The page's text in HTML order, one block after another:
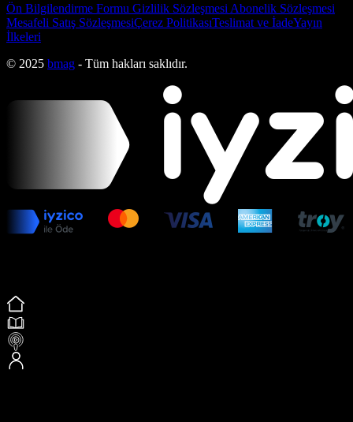
Ön Bilgilendirme Formu Gizlilik Sözleşmesi Abonelik Sözleşmesi
Mesafeli Satış SözleşmesiÇerez PolitikasıTeslimat ve İadeYayın
İlkeleri
© 2025 bmag - Tüm hakları saklıdır.